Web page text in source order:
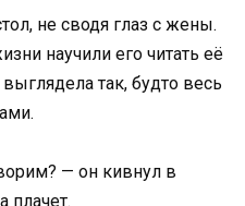
не сводя глаз с жены.
научили его читать её
так, будто весь
— он кивнул в
плачет.